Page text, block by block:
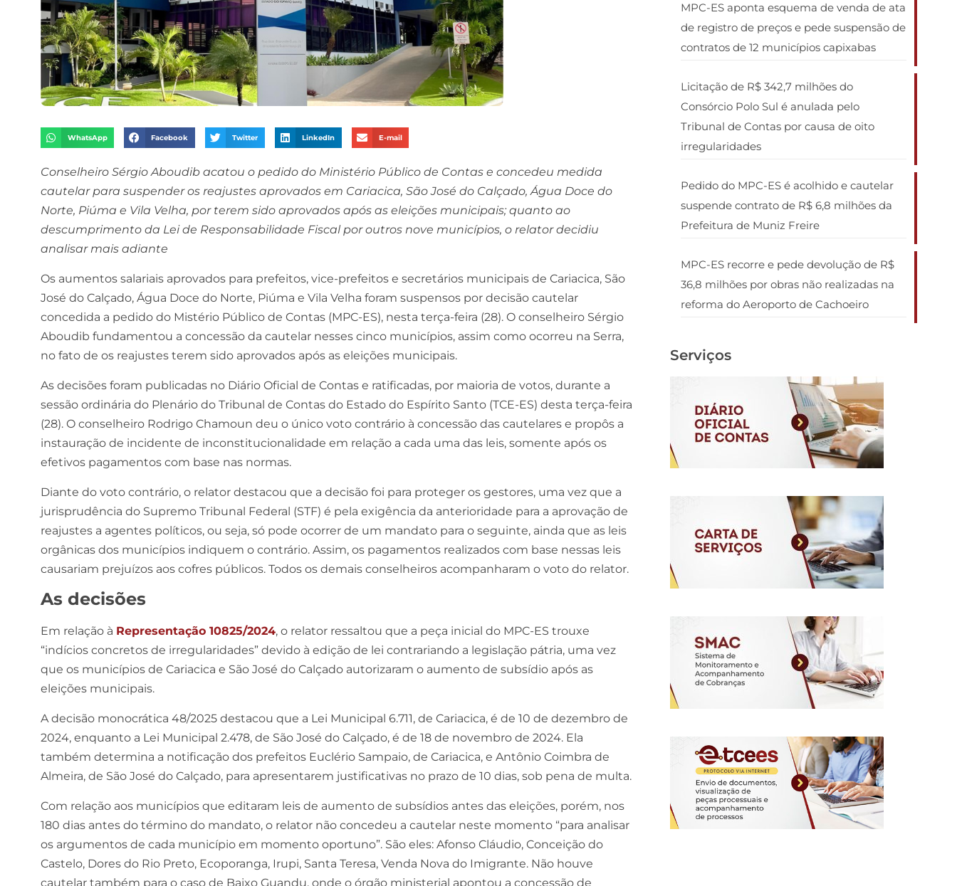
WhatsApp Facebook Twitter LinkedIn E-mail
Conselheiro Sérgio Aboudib acatou o pedido do Ministério Público de Contas e concedeu medida
cautelar para suspender os reajustes aprovados em Cariacica, São José do Calçado, Água Doce do
Norte, Piúma e Vila Velha, por terem sido aprovados após as eleições municipais; quanto ao
descumprimento da Lei de Responsabilidade Fiscal por outros nove municípios, o relator decidiu
analisar mais adiante
Os aumentos salariais aprovados para prefeitos, vice-prefeitos e secretários municipais de Cariacica, São
José do Calçado, Água Doce do Norte, Piúma e Vila Velha foram suspensos por decisão cautelar
concedida a pedido do Mistério Público de Contas (MPC-ES), nesta terça-feira (28). O conselheiro Sérgio
Aboudib fundamentou a concessão da cautelar nesses cinco municípios, assim como ocorreu na Serra,
no fato de os reajustes terem sido aprovados após as eleições municipais.
As decisões foram publicadas no Diário Oficial de Contas e ratificadas, por maioria de votos, durante a
sessão ordinária do Plenário do Tribunal de Contas do Estado do Espírito Santo (TCE-ES) desta terça-feira
(28). O conselheiro Rodrigo Chamoun deu o único voto contrário à concessão das cautelares e propôs a
instauração de incidente de inconstitucionalidade em relação a cada uma das leis, somente após os
efetivos pagamentos com base nas normas.
Diante do voto contrário, o relator destacou que a decisão foi para proteger os gestores, uma vez que a
jurisprudência do Supremo Tribunal Federal (STF) é pela exigência da anterioridade para a aprovação de
reajustes a agentes políticos, ou seja, só pode ocorrer de um mandato para o seguinte, ainda que as leis
orgânicas dos municípios indiquem o contrário. Assim, os pagamentos realizados com base nessas leis
causariam prejuízos aos cofres públicos. Todos os demais conselheiros acompanharam o voto do relator.
As decisões
Em relação à Representação 10825/2024, o relator ressaltou que a peça inicial do MPC-ES trouxe
“indícios concretos de irregularidades” devido à edição de lei contrariando a legislação pátria, uma vez
que os municípios de Cariacica e São José do Calçado autorizaram o aumento de subsídio após as
eleições municipais.
A decisão monocrática 48/2025 destacou que a Lei Municipal 6.711, de Cariacica, é de 10 de dezembro de
2024, enquanto a Lei Municipal 2.478, de São José do Calçado, é de 18 de novembro de 2024. Ela
também determina a notificação dos prefeitos Euclério Sampaio, de Cariacica, e Antônio Coimbra de
Almeira, de São José do Calçado, para apresentarem justificativas no prazo de 10 dias, sob pena de multa.
Com relação aos municípios que editaram leis de aumento de subsídios antes das eleições, porém, nos
180 dias antes do término do mandato, o relator não concedeu a cautelar neste momento “para analisar
os argumentos de cada município em momento oportuno”. São eles: Afonso Cláudio, Conceição do
Castelo, Dores do Rio Preto, Ecoporanga, Irupi, Santa Teresa, Venda Nova do Imigrante. Não houve
cautelar também para o caso de Baixo Guandu, onde o órgão ministerial apontou a concessão de
MPC-ES aponta esquema de venda de ata
de registro de preços e pede suspensão de
contratos de 12 municípios capixabas
Licitação de R$ 342,7 milhões do
Consórcio Polo Sul é anulada pelo
Tribunal de Contas por causa de oito
irregularidades
Pedido do MPC-ES é acolhido e cautelar
suspende contrato de R$ 6,8 milhões da
Prefeitura de Muniz Freire
MPC-ES recorre e pede devolução de R$
36,8 milhões por obras não realizadas na
reforma do Aeroporto de Cachoeiro
Serviços